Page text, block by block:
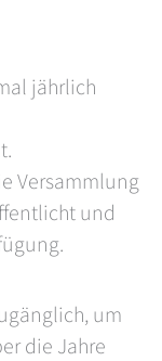
jährlich
Versammlung
und
um
die Jahre